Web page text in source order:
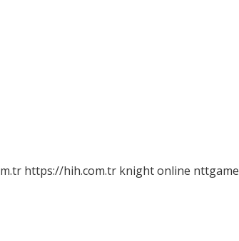
https://hih.com.tr knight online nttgame